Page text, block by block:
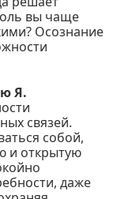
вы чаще
Осознание
Я.
связей.
собой,
и открытую
даже